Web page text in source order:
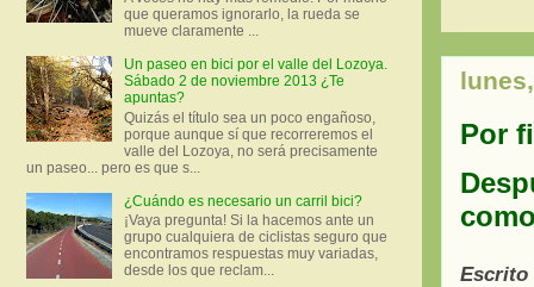
Por
Escrito
que queramos ignorarlo, la rueda se
mueve claramente ...
Un paseo en bici por el valle del Lozoya.
Sábado 2 de noviembre 2013 ¿Te
apuntas?
Quizás el título sea un poco engañoso,
porque aunque sí que recorreremos el
valle del Lozoya, no será precisamente
un paseo... pero es que s...
¿Cuándo es necesario un carril bici?
¡Vaya pregunta! Si la hacemos ante un
grupo cualquiera de ciclistas seguro que
encontramos respuestas muy variadas,
desde los que reclam...